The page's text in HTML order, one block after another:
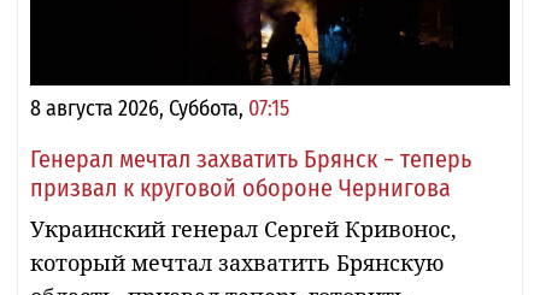
8 августа 2026, Суббота, 07:15
Генерал мечтал захватить Брянск − теперь
призвал к круговой обороне Чернигова
Украинский генерал Сергей Кривонос,
который мечтал захватить Брянскую